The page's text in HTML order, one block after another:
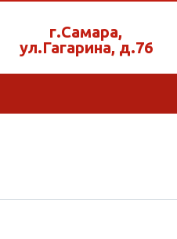
г.Самара,
ул.Гагарина, д.76